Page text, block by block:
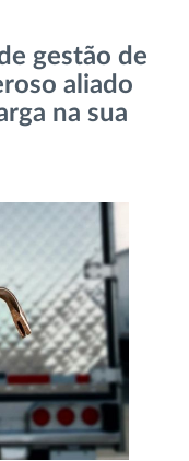
rotas
da
gestão de
aliado
na sua